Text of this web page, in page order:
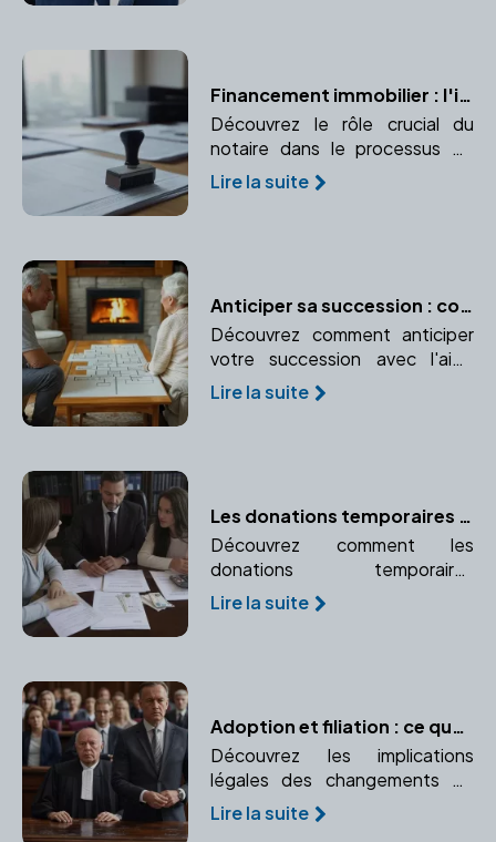
Financement immobilier : l'importance du notaire
Découvrez le rôle crucial du
notaire dans le processus de
financement immobilier, de
l'authentification des actes de
Lire la suite
Anticiper sa succession : conseils pratiques avec un notaire
Découvrez comment anticiper
votre succession avec l'aide
d'un notaire. Protégez vos
proches et réduisez les coûts
Lire la suite
Les donations temporaires d'usufruit : un outil d'optimisation fiscale
Découvrez comment les
donations temporaires
d'usufruit peuvent vous aider à
optimiser votre fiscalité et
Lire la suite
Adoption et filiation : ce que dit la loi
Découvrez les implications
légales des changements de
filiation après l'adoption.
Comprendre les liens de
Lire la suite